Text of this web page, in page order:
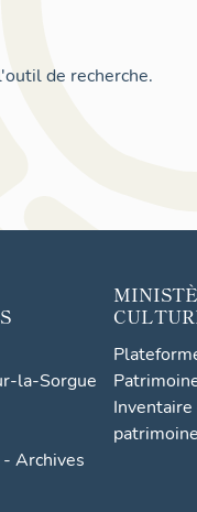
de recherche.
la-Sorgue
Archives
patrimoine